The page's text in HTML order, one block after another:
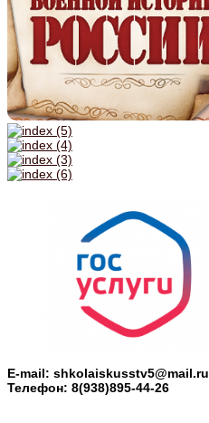
E-mail: shkolaiskusstv5@mail.ru
Телефон: 8(938)895-44-26